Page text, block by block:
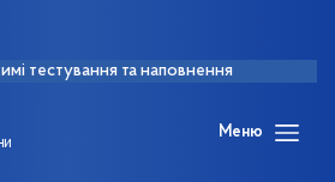
тестування та наповнення
Меню